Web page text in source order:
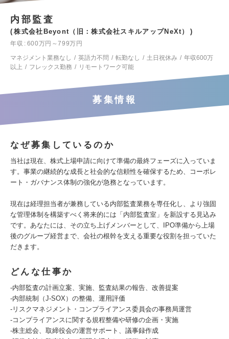
内部監査
株式会社Beyont（旧：株式会社スキルアップNeXt）
年収
600万円～799万円
マネジメント業務なし
英語力不問 転勤なし 土日祝休み
年収600万
以上
フレックス勤務 リモートワーク可能
募集情報
なぜ募集しているのか
当社は現在、株式上場申請に向けて準備の最終フェーズに入っていま
す。事業の継続的な成長と社会的な信頼性を確保するため、コーポレ
ート・ガバナンス体制の強化が急務となっています。
現在は経理担当者が兼務している内部監査業務を専任化し、より強固
な管理体制を構築すべく将来的には「内部監査室」を新設する見込み
です。あなたには、その立ち上げメンバーとして、IPO準備から上場
後のグループ経営まで、会社の根幹を支える重要な役割を担っていた
だきます。
どんな仕事か
-内部監査の計画立案、実施、監査結果の報告、改善提案
-内部統制（J-SOX）の整備、運用評価
-リスクマネジメント・コンプライアンス委員会の事務局運営
-コンプライアンスに関する規程整備や研修の企画・実施
-株主総会、取締役会の運営サポート、議事録作成